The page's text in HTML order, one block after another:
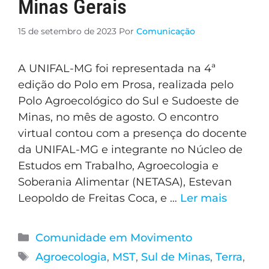
Minas Gerais
15 de setembro de 2023 Por Comunicação
A UNIFAL-MG foi representada na 4ª
edição do Polo em Prosa, realizada pelo
Polo Agroecológico do Sul e Sudoeste de
Minas, no mês de agosto. O encontro
virtual contou com a presença do docente
da UNIFAL-MG e integrante no Núcleo de
Estudos em Trabalho, Agroecologia e
Soberania Alimentar (NETASA), Estevan
Leopoldo de Freitas Coca, e … Ler mais
Comunidade em Movimento
Agroecologia, MST, Sul de Minas, Terra,